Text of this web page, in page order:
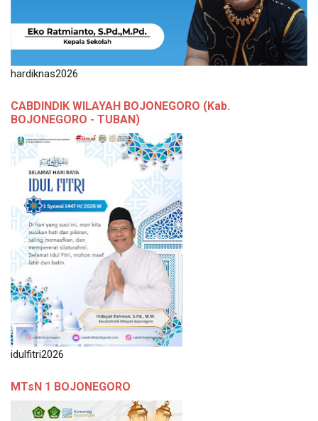
hardiknas2026
CABDINDIK WILAYAH BOJONEGORO (Kab.
BOJONEGORO - TUBAN)
idulfitri2026
MTsN 1 BOJONEGORO